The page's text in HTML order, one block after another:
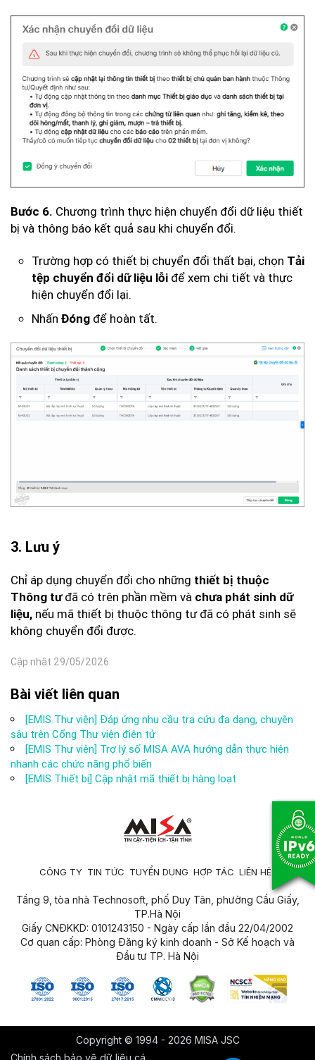
Bước 6. Chương trình thực hiện chuyển đổi dữ liệu thiết
bị và thông báo kết quả sau khi chuyển đổi.
Trường hợp có thiết bị chuyển đổi thất bại, chọn Tải
tệp chuyển đổi dữ liệu lỗi để xem chi tiết và thực
hiện chuyển đổi lại.
Nhấn Đóng để hoàn tất.
3. Lưu ý
Chỉ áp dụng chuyển đổi cho những thiết bị thuộc
Thông tưđã có trên phần mềm và chưa phát sinh dữ
liệu, nếu mã thiết bị thuộc thông tư đã có phát sinh sẽ
không chuyển đổi được.
Cập nhật 29/05/2026
Bài viết liên quan
[EMIS Thư viện] Đáp ứng nhu cầu tra cứu đa dạng, chuyên
sâu trên Cổng Thư viện điện tử
[EMIS Thư viện] Trợ lý số MISA AVA hướng dẫn thực hiện
nhanh các chức năng phổ biến
[EMIS Thiết bị] Cập nhật mã thiết bị hàng loạt
CÔNG TY TIN TỨC TUYỂN DỤNG HỢP TÁC LIÊN HỆ
Tầng 9, tòa nhà Technosoft, phố Duy Tân, phường Cầu Giấy,
TP.Hà Nội
Giấy CNĐKKD: 0101243150 - Ngày cấp lần đầu 22/04/2002
Cơ quan cấp: Phòng Đăng ký kinh doanh - Sở Kế hoạch và
Đầu tư TP. Hà Nội
Copyright © 1994 - 2026 MISA JSC